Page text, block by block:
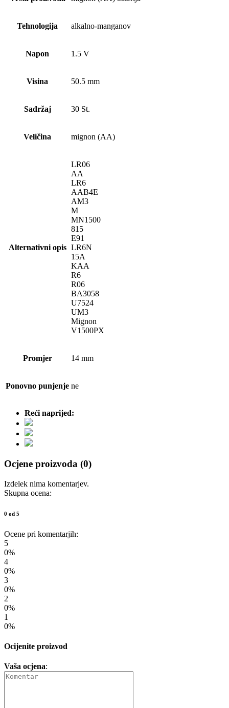
Tehnologija alkalno-manganov
Napon 1.5 V
Visina 50.5 mm
Sadržaj 30 St.
Veličina mignon (AA)
Alternativni opis
LR06
AA
LR6
AAB4E
AM3
M
MN1500
815
E91
LR6N
15A
KAA
R6
R06
BA3058
U7524
UM3
Mignon
V1500PX
Promjer 14 mm
Ponovno punjenje ne
Reći naprijed:
Ocjene proizvoda (0)
Izdelek nima komentarjev.
Skupna ocena:
0 od 5
Ocene pri komentarjih:
5
0%
4
0%
3
0%
2
0%
1
0%
Ocijenite proizvod
Vaša ocjena: